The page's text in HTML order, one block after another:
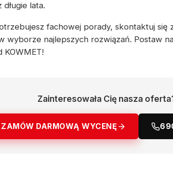
lata.
fachowej porady, skontaktuj się
wyborze najlepszych rozwiązań. Postaw
KOWMET!
Zainteresowała Cię nasza
ZAMÓW DARMOWĄ WYCENĘ